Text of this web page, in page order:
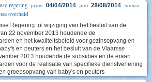
regering prom. 04/04/2014 pub. 28/08/2014 numac
overheid
Regering tot wijziging van het besluit van de
22 november 2013 houdende de
en het kwaliteitsbeleid voor gezinsopvang en
en peuters en het besluit van de Vlaamse
2013 houdende de subsidies en de eraan
voor de realisatie van specifieke dienstverlening
groepsopvang van baby's en peuters